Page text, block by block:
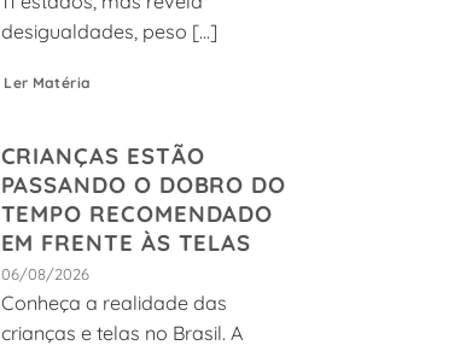
desigualdades, peso [...]
Ler Matéria
CRIANÇAS ESTÃO
PASSANDO O DOBRO DO
TEMPO RECOMENDADO
EM FRENTE ÀS TELAS
06/08/2026
Conheça a realidade das
crianças e telas no Brasil. A